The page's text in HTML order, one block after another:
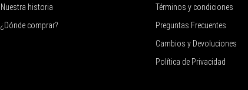
Nuestra historia
¿Dónde comprar?
Términos y condiciones
Preguntas Frecuentes
Cambios y Devoluciones
Política de Privacidad